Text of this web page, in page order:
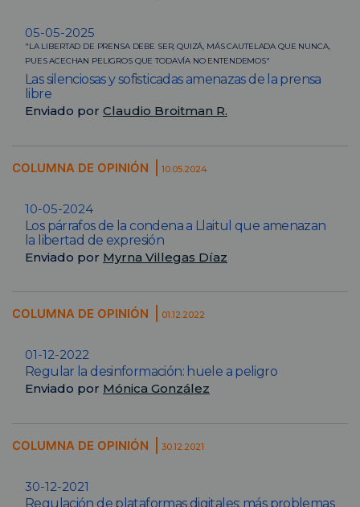
05-05-2025
"LA LIBERTAD DE PRENSA DEBE SER, QUIZÁ, MÁS CAUTELADA QUE NUNCA,
PUES ACECHAN PELIGROS QUE TODAVÍA NO ENTENDEMOS"
Las silenciosas y sofisticadas amenazas de la prensa
libre
Enviado por Claudio Broitman R.
COLUMNA DE OPINIÓN 10.05.2024
10-05-2024
Los párrafos de la condena a Llaitul que amenazan
la libertad de expresión
Enviado por Myrna Villegas Díaz
COLUMNA DE OPINIÓN 01.12.2022
01-12-2022
Regular la desinformación: huele a peligro
Enviado por Mónica González
COLUMNA DE OPINIÓN 30.12.2021
30-12-2021
Regulación de plataformas digitales: más problemas